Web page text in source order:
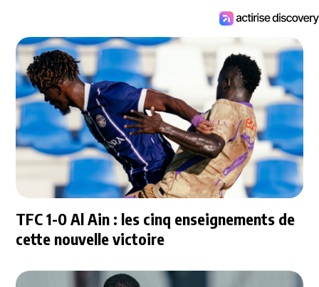
TFC 1-0 Al Ain : les cinq enseignements de
cette nouvelle victoire